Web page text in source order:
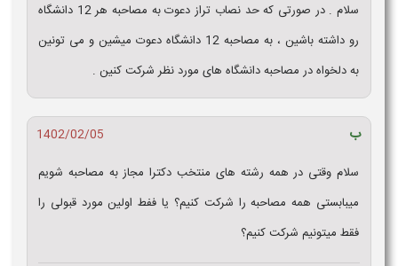
سلام . در صورتی که حد نصاب تراز دعوت به مصاحبه هر 12 دانشگاه
رو داشته باشین ، به مصاحبه 12 دانشگاه دعوت میشین و می تونین
به دلخواه در مصاحبه دانشگاه های مورد نظر شرکت کنین .
ب
1402/02/05
سلام وقتی در همه رشته های منتخب دکترا مجاز به مصاحبه شویم
میبابستی همه مصاحبه را شرکت کنیم؟ یا ففط اولین مورد قبولی را
فقط میتونیم شرکت کنیم؟